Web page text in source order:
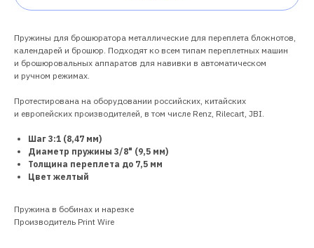
Пружины для брошюратора металлические для переплета блокнотов,
календарей и брошюр. Подходят ко всем типам переплетных машин
и брошюровальных аппаратов для навивки в автоматическом
и ручном режимах.
Протестирована на оборудовании российских, китайских
и европейских производителей, в том числе Renz, Rilecart, JBI.
Шаг 3:1 (8,47 мм)
Диаметр пружины 3/8" (9,5 мм)
Толщина переплета до 7,5 мм
Цвет желтый
Пружина в бобинах и нарезке
Производитель Print Wire